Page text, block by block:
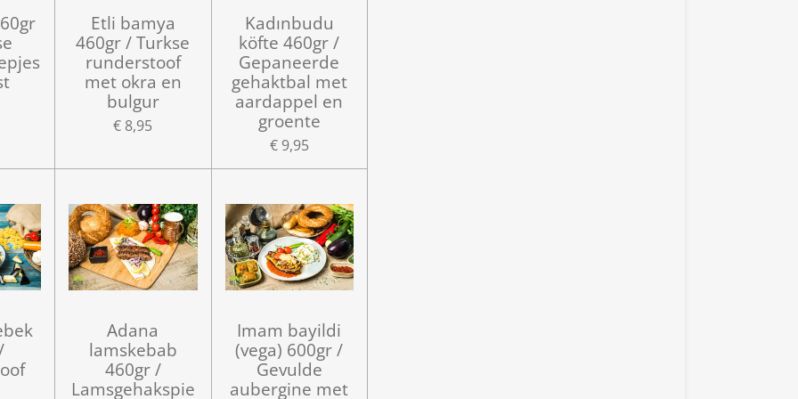
Etli bamya
460gr / Turkse
runderstoof
met okra en
bulgur
€ 8,95
Kadınbudu
köfte 460gr /
Gepaneerde
gehaktbal met
aardappel en
groente
€ 9,95
Adana
lamskebab
460gr /
Lamsgehakspie
Imam bayildi
(vega) 600gr /
Gevulde
aubergine met